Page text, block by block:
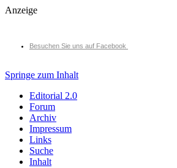
Anzeige
Besuchen Sie uns auf Facebook
Springe zum Inhalt
Editorial 2.0
Forum
Archiv
Impressum
Links
Suche
Inhalt